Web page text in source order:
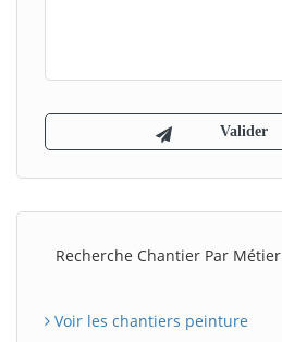
Recherche Chantier Par Métier
Voir les chantiers peinture